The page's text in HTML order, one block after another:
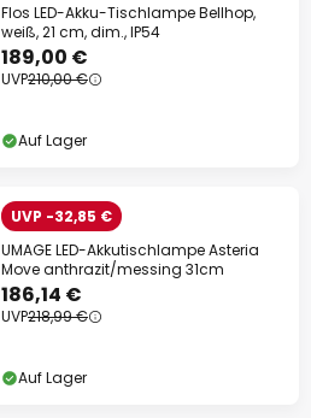
Flos LED-Akku-Tischlampe Bellhop,
weiß, 21 cm, dim., IP54
189,00 €
UVP210,00 €
Auf Lager
UVP -32,85 €
UMAGE LED-Akkutischlampe Asteria
Move anthrazit/messing 31cm
186,14 €
UVP218,99 €
Auf Lager